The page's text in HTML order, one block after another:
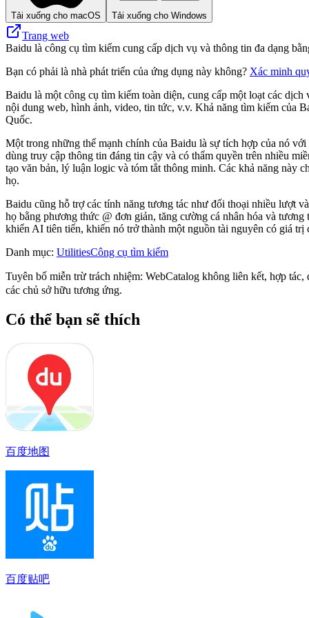
Tải xuống cho macOS Tải xuống cho Windows
Trang web
Baidu là công cụ tìm kiếm cung cấp dịch vụ và thông tin đa dạng
Bạn có phải là nhà phát triển của ứng dụng này không? Xác minh
Baidu là một công cụ tìm kiếm toàn diện, cung cấp một loạt các
nội dung web, hình ảnh, video, tin tức, v.v. Khả năng tìm kiếm của
Quốc.
Một trong những thế mạnh chính của Baidu là sự tích hợp của nó
dùng truy cập thông tin đáng tin cậy và có thẩm quyền trên nhiều
tạo văn bản, lý luận logic và tóm tắt thông minh. Các khả năng này
họ.
Baidu cũng hỗ trợ các tính năng tương tác như đối thoại nhiều lượt
họ bằng phương thức @ đơn giản, tăng cường cá nhân hóa và
khiển AI tiên tiến, khiến nó trở thành một nguồn tài nguyên có giá
Danh mục: UtilitiesCông cụ tìm kiếm
Tuyên bố miễn trừ trách nhiệm: WebCatalog không liên kết, hợp
các chủ sở hữu tương ứng.
Có thể bạn sẽ thích
百度地图
百度贴吧